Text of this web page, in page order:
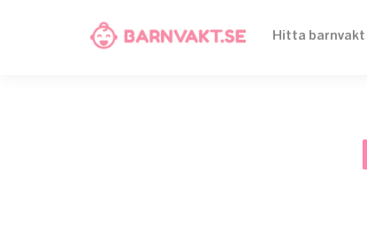
Hitta barnvakt